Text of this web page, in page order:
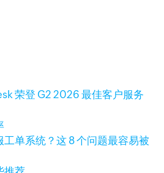
荣登 G2 2026 最佳客户服务
单系统？这 8 个问题最容易被